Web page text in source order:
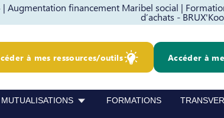
| Augmentation financement Maribel social |
d’achats -
à mes ressources/outils Accéder à
MUTUALISATIONS FORMATIONS